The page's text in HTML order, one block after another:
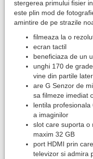
stergerea primului fisier
este plin mod de
amintire de pe strazile
filmeaza la o
ecran tactil
beneficiaza de un
unghi 170 de
vine din partile
are G Senzor de
sa filmeze imediat
lentila
a imaginilor
slot care suporta o
maxim 32 GB
port HDMI prin
televizor si admira